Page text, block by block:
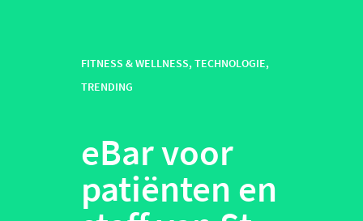
FITNESS & WELLNESS,TECHNOLOGIE,
TRENDING
eBar voor
patiënten en